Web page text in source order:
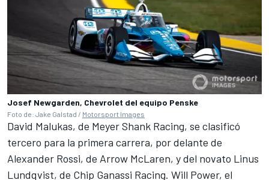
Josef Newgarden, Chevrolet del equipo Penske
Foto de: Jake Galstad / Motorsport Images
David Malukas, de Meyer Shank Racing, se clasificó
tercero para la primera carrera, por delante de
Alexander Rossi, de Arrow McLaren, y del novato Linus
Lundqvist, de Chip Ganassi Racing. Will Power, el